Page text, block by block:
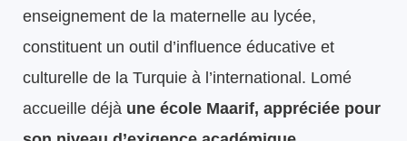
enseignement de la maternelle au lycée,
constituent un outil d’influence éducative et
culturelle de la Turquie à l’international. Lomé
accueille déjà une école Maarif, appréciée pour